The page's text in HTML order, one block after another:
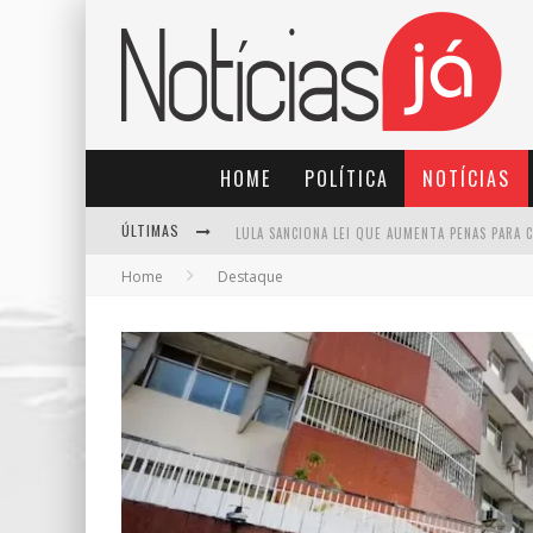
HOME POLÍTICA NOTÍCIAS
ÚLTIMAS
Home Destaque